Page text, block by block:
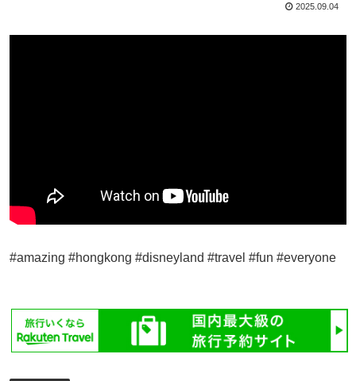
2025.09.04
#amazing #hongkong #disneyland #travel #fun #everyone